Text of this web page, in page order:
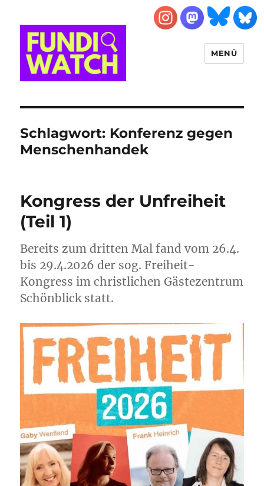
MENÜ
Schlagwort: Konferenz gegen
Menschenhandek
Kongress der Unfreiheit
(Teil 1)
Bereits zum dritten Mal fand vom 26.4.
bis 29.4.2026 der sog. Freiheit-
Kongress im christlichen Gästezentrum
Schönblick statt.